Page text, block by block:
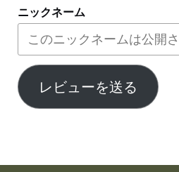
ニックネーム
レビューを送る